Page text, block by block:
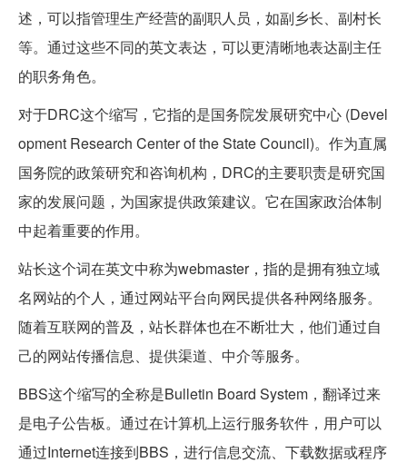
述，可以指管理生产经营的副职人员，如副乡长、副村长
等。通过这些不同的英文表达，可以更清晰地表达副主任
的职务角色。
对于DRC这个缩写，它指的是国务院发展研究中心 (Devel
opment Research Center of the State Council)。作为直属
国务院的政策研究和咨询机构，DRC的主要职责是研究国
家的发展问题，为国家提供政策建议。它在国家政治体制
中起着重要的作用。
站长这个词在英文中称为webmaster，指的是拥有独立域
名网站的个人，通过网站平台向网民提供各种网络服务。
随着互联网的普及，站长群体也在不断壮大，他们通过自
己的网站传播信息、提供渠道、中介等服务。
BBS这个缩写的全称是Bulletin Board System，翻译过来
是电子公告板。通过在计算机上运行服务软件，用户可以
通过Internet连接到BBS，进行信息交流、下载数据或程序